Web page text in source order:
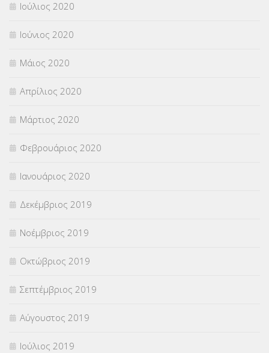
Ιούλιος 2020
Ιούνιος 2020
Μάιος 2020
Απρίλιος 2020
Μάρτιος 2020
Φεβρουάριος 2020
Ιανουάριος 2020
Δεκέμβριος 2019
Νοέμβριος 2019
Οκτώβριος 2019
Σεπτέμβριος 2019
Αύγουστος 2019
Ιούλιος 2019